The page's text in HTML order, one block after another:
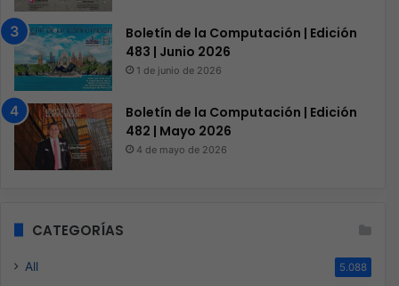
Boletín de la Computación | Edición
483 | Junio 2026
1 de junio de 2026
Boletín de la Computación | Edición
482 | Mayo 2026
4 de mayo de 2026
CATEGORÍAS
All 5.088